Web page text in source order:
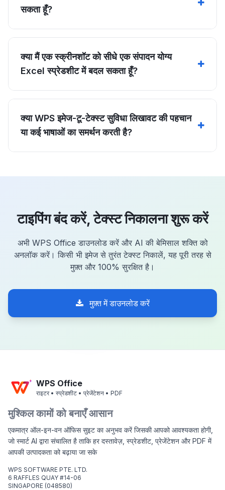
सकता हूँ?
क्या मैं एक स्क्रीनशॉट को सीधे एक संपादन योग्य
Excel स्प्रेडशीट में बदल सकता हूँ?
क्या WPS इमेज-टू-टेक्स्ट सुविधा लिखावट की पहचान
या कई भाषाओं का समर्थन करती है?
टाइपिंग बंद करें, टेक्स्ट निकालना शुरू करें
अभी WPS Office डाउनलोड करें और AI की बेमिसाल शक्ति को
अनलॉक करें। किसी भी इमेज से तुरंत टेक्स्ट निकालें, यह पूरी तरह से
मुफ़्त और 100% सुरक्षित है।
मुफ़्त में डाउनलोड करें
WPS Office
राइटर • स्प्रेडशीट • प्रेजेंटेशन • PDF
मुश्किल कामों को बनाएँ आसान
एकमात्र ऑल-इन-वन ऑफिस सुइट का अनुभव करें जिसकी आपको आवश्यकता होगी,
जो स्मार्ट AI द्वारा संचालित है ताकि हर दस्तावेज़, स्प्रेडशीट, प्रेजेंटेशन और PDF में
आपकी उत्पादकता को बढ़ाया जा सके
WPS SOFTWARE PTE. LTD.
6 RAFFLES QUAY #14-06
SINGAPORE (048580)